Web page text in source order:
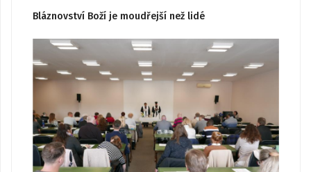
Bláznovství Boží je moudřejší než lidé